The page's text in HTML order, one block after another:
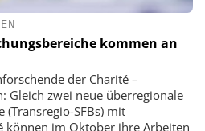
kommen an
der Charité –
Gleich zwei neue überregionale
(Transregio-SFBs) mit
können im Oktober ihre Arbeiten